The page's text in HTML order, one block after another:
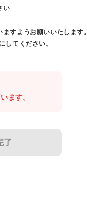
い
すようお願いいたします。
してください。
ます。
了